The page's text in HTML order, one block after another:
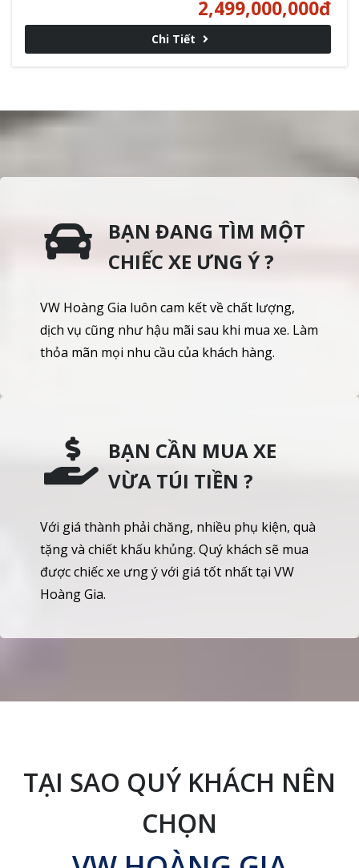
2,499,000,000đ
Chi Tiết
BẠN ĐANG TÌM MỘT
CHIẾC XE ƯNG Ý ?
VW Hoàng Gia luôn cam kết về chất lượng,
dịch vụ cũng như hậu mãi sau khi mua xe. Làm
thỏa mãn mọi nhu cầu của khách hàng.
BẠN CẦN MUA XE
VỪA TÚI TIỀN ?
Với giá thành phải chăng, nhiều phụ kiện, quà
tặng và chiết khấu khủng. Quý khách sẽ mua
được chiếc xe ưng ý với giá tốt nhất tại VW
Hoàng Gia.
TẠI SAO QUÝ KHÁCH NÊN
CHỌN